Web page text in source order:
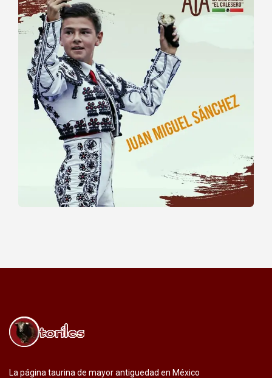
La página taurina de mayor antiguedad en México